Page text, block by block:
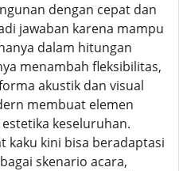
dengan cepat dan
jawaban karena mampu
dalam hitungan
menambah fleksibilitas,
akustik dan visual
membuat elemen
keseluruhan.
kaku kini bisa beradaptasi
skenario acara,